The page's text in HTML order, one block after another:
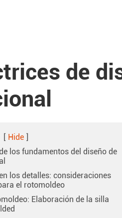
de
[ Hide ]
los fundamentos del diseño de
los detalles: consideraciones
el rotomoldeo
Elaboración de la silla